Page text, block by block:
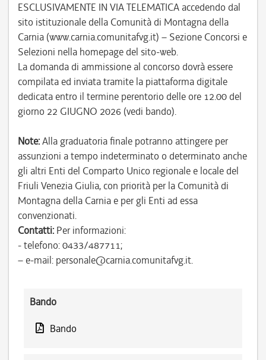
ESCLUSIVAMENTE IN VIA TELEMATICA accedendo dal
sito istituzionale della Comunità di Montagna della
Carnia (www.carnia.comunitafvg.it) – Sezione Concorsi e
Selezioni nella homepage del sito-web.
La domanda di ammissione al concorso dovrà essere
compilata ed inviata tramite la piattaforma digitale
dedicata entro il termine perentorio delle ore 12.00 del
giorno 22 GIUGNO 2026 (vedi bando).
Note:Alla graduatoria finale potranno attingere per
assunzioni a tempo indeterminato o determinato anche
gli altri Enti del Comparto Unico regionale e locale del
Friuli Venezia Giulia, con priorità per la Comunità di
Montagna della Carnia e per gli Enti ad essa
convenzionati.
Contatti: Per informazioni:
- telefono: 0433/487711;
– e-mail: personale@carnia.comunitafvg.it.
Bando
Bando